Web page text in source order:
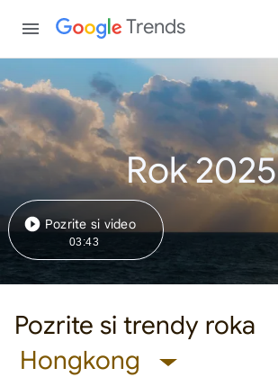
Trends
Rok 2025
Pozrite si video
03:43
Pozrite si trendy roka
Hongkong